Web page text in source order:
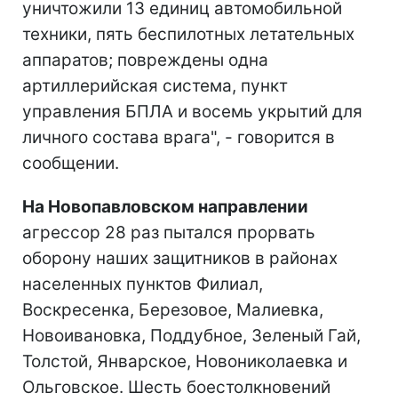
уничтожили 13 единиц автомобильной
техники, пять беспилотных летательных
аппаратов; повреждены одна
артиллерийская система, пункт
управления БПЛА и восемь укрытий для
личного состава врага", - говорится в
сообщении.
На Новопавловском направлении
агрессор 28 раз пытался прорвать
оборону наших защитников в районах
населенных пунктов Филиал,
Воскресенка, Березовое, Малиевка,
Новоивановка, Поддубное, Зеленый Гай,
Толстой, Январское, Новониколаевка и
Ольговское. Шесть боестолкновений